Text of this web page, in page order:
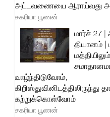
அட்டவணையை ஆராய்வது
சகரியா பூணன்
மார்ச் 27
தியானம் |
மத்தியிலும்
வாழ்ந்திடுவோம்,
கிறிஸ்துவினிடத்திலிருந்து
கற்றுக்கொள்வோம்
சகரியா பூணன்